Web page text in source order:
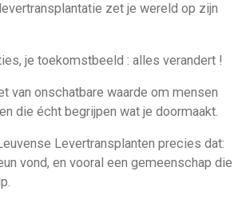
zet je wereld op zijn
je toekomstbeeld : alles verandert !
van onschatbare waarde om mensen
die écht begrijpen wat je doormaakt.
Levertransplanten precies dat:
vond, en vooral een gemeenschap die